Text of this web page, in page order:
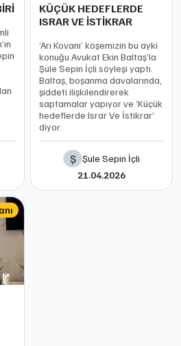
KÜÇÜK HEDEFLERDE
ISRAR VE İSTİKRAR
‘Arı Kovanı’ köşemizin bu ayki
konuğu Avukat Ekin Baltaş’la
Şule Sepin İçli söyleşi yaptı.
Baltaş, boşanma davalarında,
şiddeti ilişkilendirerek
saptamalar yapıyor ve ‘Küçük
hedeflerde Israr Ve İstikrar’
diyor.
Ş Şule Sepin İçli
21.04.2026